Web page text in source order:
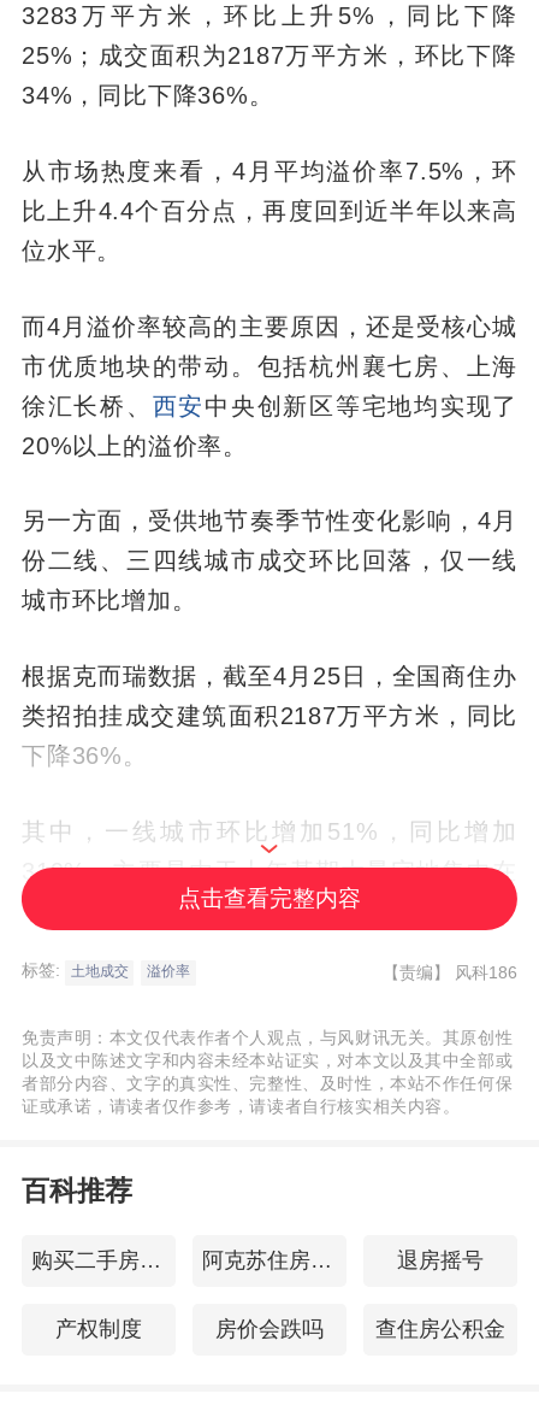
3283万平方米，环比上升5%，同比下降
25%；成交面积为2187万平方米，环比下降
34%，同比下降36%。
从市场热度来看，4月平均溢价率7.5%，环
比上升4.4个百分点，再度回到近半年以来高
位水平。
而4月溢价率较高的主要原因，还是受核心城
市优质地块的带动。包括杭州襄七房、上海
徐汇长桥、 西安中央创新区等宅地均实现了
20%以上的溢价率。
另一方面，受供地节奏季节性变化影响，4月
份二线、三四线城市成交环比回落，仅一线
城市环比增加。
根据克而瑞数据，截至4月25日，全国商住办
类招拍挂成交建筑面积2187万平方米，同比
下降36%。
其中，一线城市环比增加51%，同比增加
319%，主要是由于上年基期大量宅地集中在
3月末成交所致；二线、三四线城市成交环比
成交金额方面，一线城市环比上升36%，二
线、三四线分别环比下降37%和45%。
TOP10地块共分属7个城市，较为分散。
点击查看完整内容
标签: 土地成交 溢价率 【责编】 风科186
免责声明：本文仅代表作者个人观点，与风财讯无关。其原创性
以及文中陈述文字和内容未经本站证实，对本文以及其中全部或
者部分内容、文字的真实性、完整性、及时性，本站不作任何保
证或承诺，请读者仅作参考，请读者自行核实相关内容。
百科推荐
购买二手房贷款流程 阿克苏住房公积金查询 退房摇号
产权制度 房价会跌吗 查住房公积金